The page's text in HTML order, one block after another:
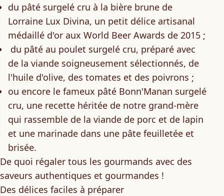
du pâté surgelé cru à la bière brune de
Lorraine Lux Divina, un petit délice artisanal
médaillé d'or aux World Beer Awards de 2015 ;
du pâté au poulet surgelé cru, préparé avec
de la viande soigneusement sélectionnés, de
l'huile d'olive, des tomates et des poivrons ;
ou encore le fameux pâté Bonn'Manan surgelé
cru, une recette héritée de notre grand-mère
qui rassemble de la viande de porc et de lapin
et une marinade dans une pâte feuilletée et
brisée.
De quoi régaler tous les gourmands avec des
saveurs authentiques et gourmandes !
Des délices faciles à préparer